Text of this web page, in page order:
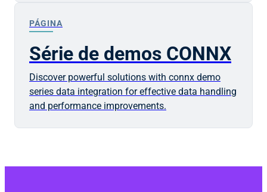
PÁGINA
Série de demos CONNX
Discover powerful solutions with connx demo
series data integration for effective data handling
and performance improvements.